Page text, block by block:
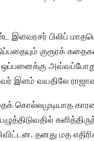
இளவரசர் பிலிப்
குரூரக்
இளம் வயதிலே
கொல்லமுடியாத
தனது மத